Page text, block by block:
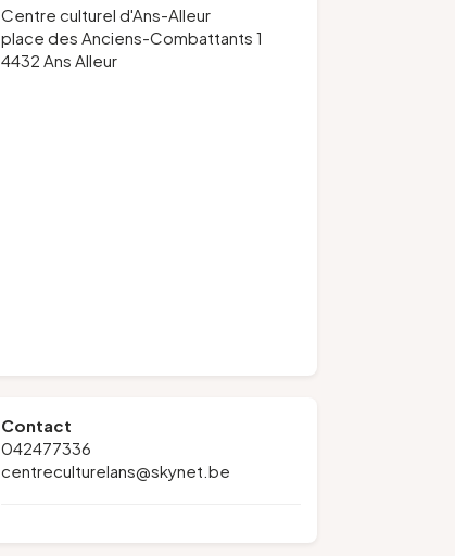
Centre culturel d'Ans-Alleur
place des Anciens-Combattants 1
4432 Ans Alleur
Contact
042477336
centreculturelans@skynet.be